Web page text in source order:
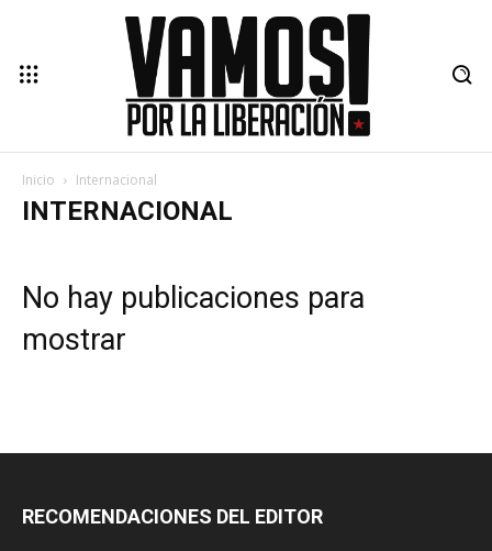
Inicio Internacional
INTERNACIONAL
No hay publicaciones para
mostrar
RECOMENDACIONES DEL EDITOR